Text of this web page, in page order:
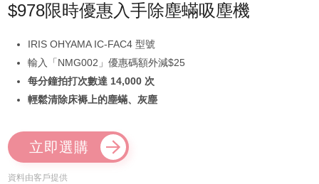
$978限時優惠入手除塵蟎吸塵機
IRIS OHYAMA IC-FAC4 型號
輸入「NMG002」優惠碼額外減$25
每分鐘拍打次數達 14,000 次
輕鬆清除床褥上的塵蟎、灰塵
立即選購
資料由客戶提供